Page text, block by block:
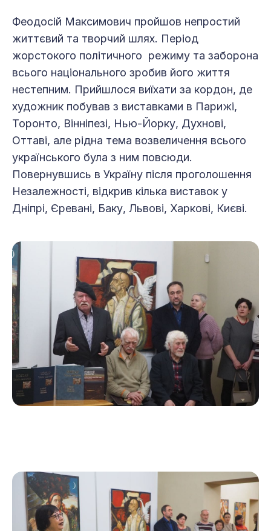
Феодосій Максимович пройшов непростий
життєвий та творчий шлях. Період
жорстокого політичного режиму та заборона
всього національного зробив його життя
нестепним. Прийшлося виїхати за кордон, де
художник побував з виставками в Парижі,
Торонто, Вінніпезі, Нью-Йорку, Духнові,
Оттаві, але рідна тема возвеличення всього
українського була з ним повсюди.
Повернувшись в Україну після проголошення
Незалежності, відкрив кілька виставок у
Дніпрі, Єревані, Баку, Львові, Харкові, Києві.